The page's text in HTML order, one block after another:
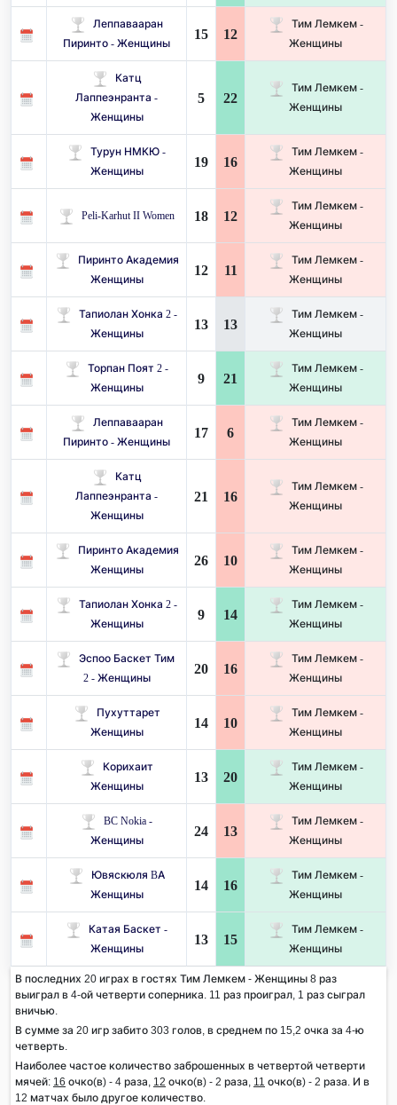
Леппавааран
Пиринто - Женщины
15 12
Тим Лемкем -
Женщины
Катц
Лаппеэнранта -
Женщины
5 22
Тим Лемкем -
Женщины
Турун НМКЮ -
Женщины
19 16
Тим Лемкем -
Женщины
Peli-Karhut II Women 18 12
Тим Лемкем -
Женщины
Пиринто Академия
Женщины
12 11
Тим Лемкем -
Женщины
Тапиолан Хонка 2 -
Женщины
13 13
Тим Лемкем -
Женщины
Торпан Поят 2 -
Женщины
9 21
Тим Лемкем -
Женщины
Леппавааран
Пиринто - Женщины
17 6
Тим Лемкем -
Женщины
Катц
Лаппеэнранта -
Женщины
21 16
Тим Лемкем -
Женщины
Пиринто Академия
Женщины
26 10
Тим Лемкем -
Женщины
Тапиолан Хонка 2 -
Женщины
9 14
Тим Лемкем -
Женщины
Эспоо Баскет Тим ​​
2 - Женщины
20 16
Тим Лемкем -
Женщины
Пухуттарет
Женщины
14 10
Тим Лемкем -
Женщины
Корихаит
Женщины
13 20
Тим Лемкем -
Женщины
BC Nokia -
Женщины
24 13
Тим Лемкем -
Женщины
Ювяскюля BA
Женщины
14 16
Тим Лемкем -
Женщины
Катая Баскет -
Женщины
13 15
Тим Лемкем -
Женщины
В последних 20 играх в гостях Тим Лемкем - Женщины 8 раз
выиграл в 4-ой четверти соперника. 11 раз проиграл, 1 раз сыграл
вничью.
В сумме за 20 игр забито 303 голов, в среднем по 15,2 очка за 4-ю
четверть.
Наиболее частое количество заброшенных в четвертой четверти
мячей: 16 очко(в) - 4 раза, 12 очко(в) - 2 раза, 11 очко(в) - 2 раза. И в
12 матчах было другое количество.